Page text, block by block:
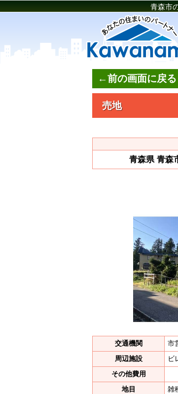
青森市
←前の画面に戻る
売地
青森県 青森
交通機関
市
周辺施設
ビ
その他費用
地目
雑